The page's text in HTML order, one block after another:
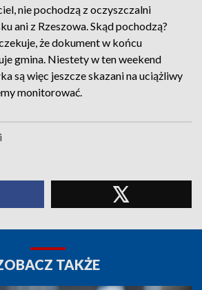
nie pochodzą z oczyszczalni
ani z Rzeszowa. Skąd pochodzą?
że dokument w końcu
gmina. Niestety w ten weekend
są więc jeszcze skazani na uciążliwy
monitorować.
TAKŻE